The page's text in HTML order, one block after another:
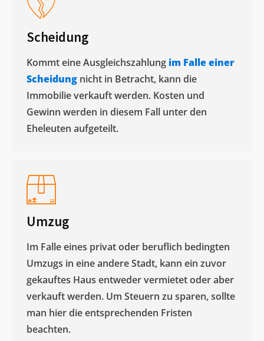
Scheidung
Kommt eine Ausgleichszahlung im Falle einer
Scheidung nicht in Betracht, kann die
Immobilie verkauft werden. Kosten und
Gewinn werden in diesem Fall unter den
Eheleuten aufgeteilt.​
Umzug
Im Falle eines privat oder beruflich bedingten
Umzugs in eine andere Stadt, kann ein zuvor
gekauftes Haus entweder vermietet oder aber
verkauft werden. Um Steuern zu sparen, sollte
man hier die entsprechenden Fristen
beachten.